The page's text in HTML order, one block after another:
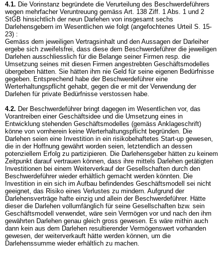
4.1. Die Vorinstanz begründete die Verurteilung des Beschwerdeführers
wegen mehrfacher Veruntreuung gemäss Art. 138 Ziff. 1 Abs. 1 und 2
StGB hinsichtlich der neun Darlehen von insgesamt sechs
Darlehensgebern im Wesentlichen wie folgt (angefochtenes Urteil S. 15-
23) :
Gemäss dem jeweiligen Vertragsinhalt und den Aussagen der Darleiher
ergebe sich zweifelsfrei, dass diese dem Beschwerdeführer die jeweiligen
Darlehen ausschliesslich für die Belange seiner Firmen resp. die
Umsetzung seines mit diesen Firmen angestrebten Geschäftsmodelles
übergeben hätten. Sie hätten ihm nie Geld für seine eigenen Bedürfnisse
gegeben. Entsprechend habe der Beschwerdeführer eine
Werterhaltungspflicht gehabt, gegen die er mit der Verwendung der
Darlehen für private Bedürfnisse verstossen habe.
4.2. Der Beschwerdeführer bringt dagegen im Wesentlichen vor, das
Vorantreiben einer Geschäftsidee und die Umsetzung eines in
Entwicklung stehenden Geschäftsmodelles (gemäss Anklageschrift)
könne von vornherein keine Werterhaltungspflicht begründen. Die
Darlehen seien eine Investition in ein risikobehaftetes Start-up gewesen,
die in der Hoffnung gewährt worden seien, letztendlich an dessen
potenziellem Erfolg zu partizipieren. Die Darlehensgeber hätten zu keinem
Zeitpunkt darauf vertrauen können, dass ihre mittels Darlehen getätigten
Investitionen bei einem Weiterverkauf der Gesellschaften durch den
Beschwerdeführer wieder erhältlich gemacht werden könnten. Die
Investition in ein sich im Aufbau befindendes Geschäftsmodell sei nicht
geeignet, das Risiko eines Verlustes zu mindern. Aufgrund der
Darlehensverträge hafte einzig und allein der Beschwerdeführer. Hätte
dieser die Darlehen vollumfänglich für seine Gesellschaften bzw. sein
Geschäftsmodell verwendet, wäre sein Vermögen vor und nach den ihm
gewährten Darlehen genau gleich gross gewesen. Es wäre mithin auch
dann kein aus dem Darlehen resultierender Vermögenswert vorhanden
gewesen, der weiterverkauft hätte werden können, um die
Darlehenssumme wieder erhältlich zu machen.